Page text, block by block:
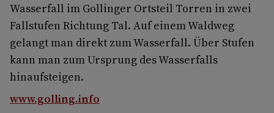
Wasserfall im Gollinger Ortsteil Torren in zwei
Fallstufen Richtung Tal. Auf einem Waldweg
gelangt man direkt zum Wasserfall. Über Stufen
kann man zum Ursprung des Wasserfalls
hinaufsteigen.
www.golling.info